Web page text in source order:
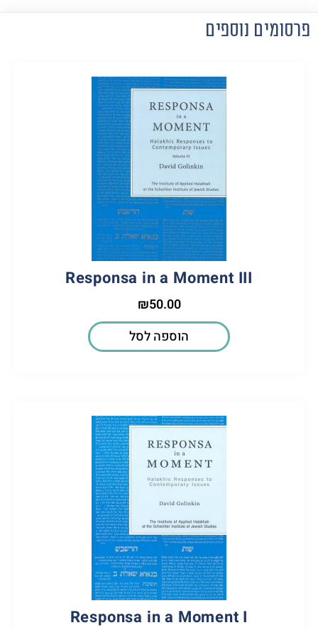
פרסומים נוספים
Responsa in a Moment III
₪50.00
הוספה לסל
Responsa in a Moment I